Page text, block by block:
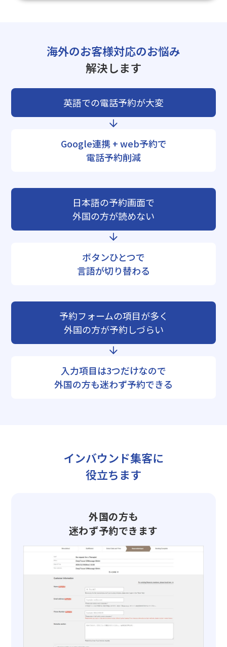
海外のお客様対応のお悩み
解決します
英語での電話予約が大変
Google連携 + web予約で
電話予約削減
日本語の予約画面で
外国の方が読めない
ボタンひとつで
言語が切り替わる
予約フォームの項目が多く
外国の方が予約しづらい
入力項目は3つだけなので
外国の方も迷わず予約できる
インバウンド集客に
役立ちます
外国の方も
迷わず予約できます